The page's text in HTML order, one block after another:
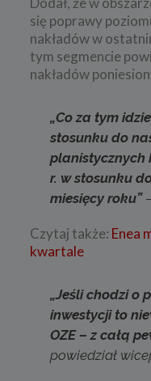
się poprawy
nakładów w
tym segmencie
nakładów
„Co za tym
stosunku do
planistycznych
r. w stosunku
miesięcy roku”
Czytaj także: Enea
kwartale
„Jeśli chodzi o
inwestycji to
OZE – z całą
powiedział